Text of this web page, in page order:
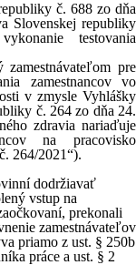
č. 688 zo dňa
Slovenskej republiky
testovania
pre
zamestnancov vo
v zmysle Vyhlášky
č. 264 zo dňa 24.
zdravia nariaďuje
na pracovisko
264/2021“).
dodržiavať
vstup na
prekonali
zamestnávateľov
priamo z ust. § 250b
práce a ust. § 2